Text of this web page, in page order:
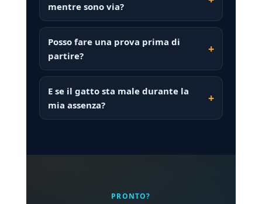
mentre sono via?
Posso fare una prova prima di
partire?
E se il gatto sta male durante la
mia assenza?
PRONTO?